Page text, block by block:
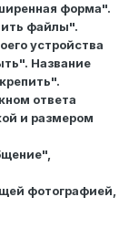
форма".
файлы".
устройства
Название
ответа
и размером
фотографией,